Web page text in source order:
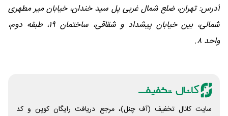
آدرس: تهران، ضلع شمال غربی پل سید خندان، خیابان میر مطهری
شمالی، بین خیابان پیشداد و شقاقی، ساختمان ۱۹، طبقه دوم،
واحد ۸.
سایت کانال تخفیف (آف چنل)، مرجع دریافت رایگان کوپن و کد